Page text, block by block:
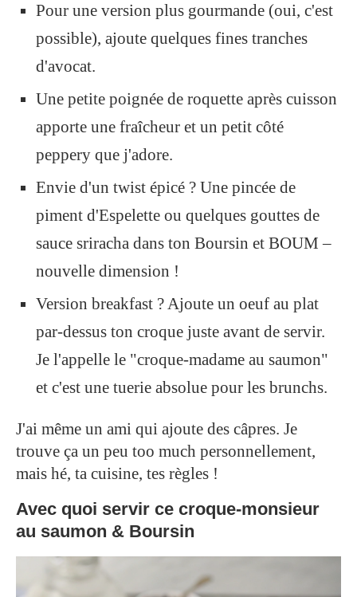
Pour une version plus gourmande (oui, c'est
possible), ajoute quelques fines tranches
d'avocat.
Une petite poignée de roquette après cuisson
apporte une fraîcheur et un petit côté
peppery que j'adore.
Envie d'un twist épicé ? Une pincée de
piment d'Espelette ou quelques gouttes de
sauce sriracha dans ton Boursin et BOUM –
nouvelle dimension !
Version breakfast ? Ajoute un oeuf au plat
par-dessus ton croque juste avant de servir.
Je l'appelle le "croque-madame au saumon"
et c'est une tuerie absolue pour les brunchs.
J'ai même un ami qui ajoute des câpres. Je
trouve ça un peu too much personnellement,
mais hé, ta cuisine, tes règles !
Avec quoi servir ce croque-monsieur
au saumon & Boursin